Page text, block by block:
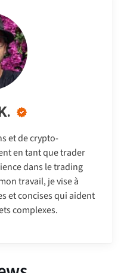
et de crypto-
en tant que trader
dans le trading
travail, je vise à
et concises qui aident
complexes.